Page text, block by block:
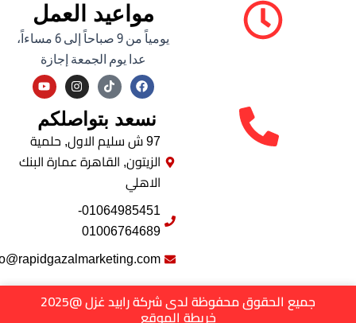
مواعيد العمل
يومياً من 9 صباحاً إلى 6 مساءاً،
عدا يوم الجمعة إجازة
F
a
e
b
o
k
n
a
g
a
Y
o
t
u
b
نسعد بتواصلكم
97 ش سليم الاول, حلمية
الزيتون, القاهرة عمارة البنك
الاهلي
01064985451-
01006764689
info@rapidgazalmarketing.com
جميع الحقوق محفوظة لدى شركة رابيد غزل @2025
خريطة الموقع